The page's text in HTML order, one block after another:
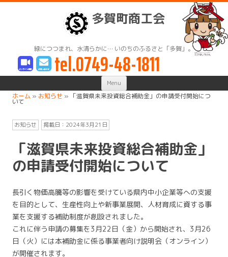
多賀町商工会
緑につつまれ、水清らかに… いのちのふるさと「多賀」。
tel.0749-48-1811
Menu Skip
content
ホーム » お知らせ » 「滋賀県未来投資総合補助金」の申請受付開始につ
いて
お知らせ 掲載日： 2024年3月21日
「滋賀県未来投資総合補助金」
の申請受付開始について
長引く物価高騰等の影響を受けている県内中小企業等への支援
を目的として、生産性向上や新事業展開、人材育成に資する事
業を支援する補助制度が創設されました。
これに伴う申請の募集を3月22日（金）から開始され、3月26
日（火）には本補助金に係る事業者向け説明会（オンライン）
が開催されます。